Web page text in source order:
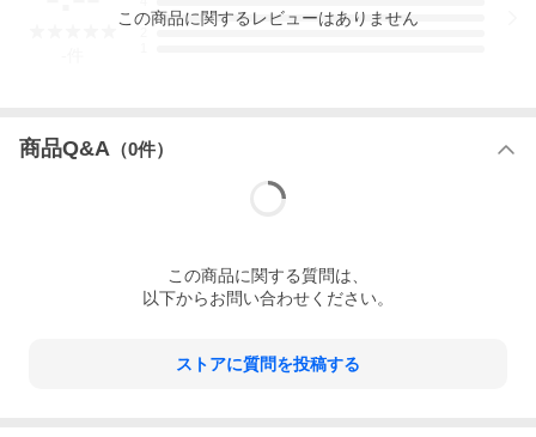
3
この商品に関するレビューはありません
商品Q&A （0件）
この商品に関する質問は、
以下からお問い合わせください。
ストアに質問を投稿する